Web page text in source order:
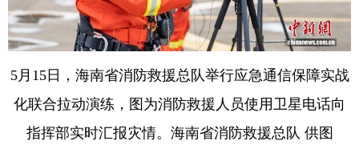
5月15日，海南省消防救援总队举行应急通信保障实战
化联合拉动演练，图为消防救援人员使用卫星电话向
指挥部实时汇报灾情。海南省消防救援总队 供图